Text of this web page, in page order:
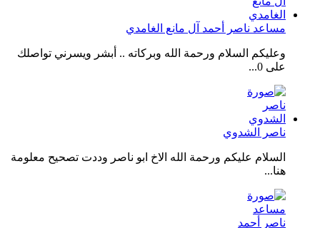
مساعد ناصر أحمد آل مانع الغامدي
وعليكم السلام ورحمة الله وبركاته .. أبشر ويسرني تواصلك
على 0...
ناصر الشدوي
السلام عليكم ورحمة الله الاخ ابو ناصر وددت تصحيح معلومة
هنا...